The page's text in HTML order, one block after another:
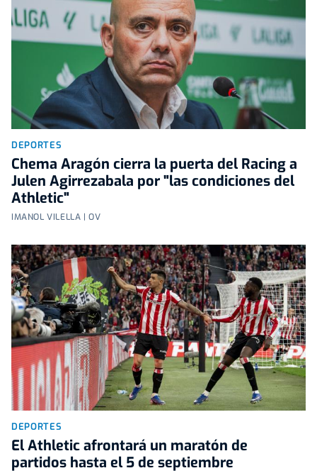
DEPORTES
Chema Aragón cierra la puerta del Racing a
Julen Agirrezabala por "las condiciones del
Athletic"
IMANOL VILELLA | OV
DEPORTES
El Athletic afrontará un maratón de
partidos hasta el 5 de septiembre